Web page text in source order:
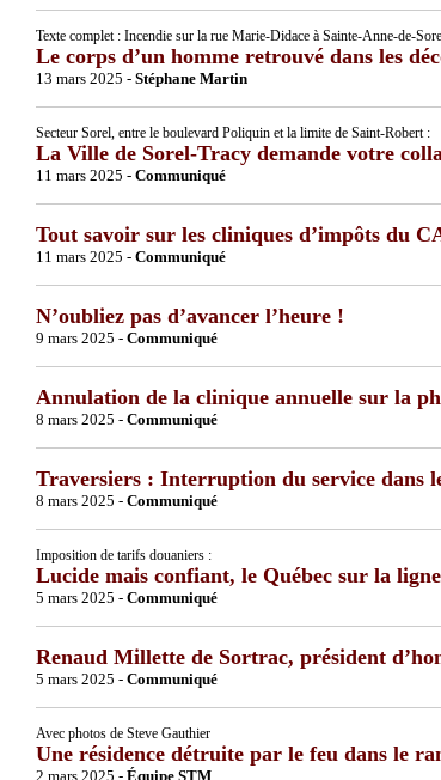
Texte complet : Incendie sur la rue Marie-Didace à Sainte-Anne-de-
Le corps d’un homme retrouvé dans les
13 mars 2025 - Stéphane Martin
Secteur Sorel, entre le boulevard Poliquin et la limite de Saint-Robert :
La Ville de Sorel-Tracy demande votre
11 mars 2025 - Communiqué
Tout savoir sur les cliniques d’impôts du
11 mars 2025 - Communiqué
N’oubliez pas d’avancer l’heure !
9 mars 2025 - Communiqué
Annulation de la clinique annuelle sur la
8 mars 2025 - Communiqué
Traversiers : Interruption du service dans
8 mars 2025 - Communiqué
Imposition de tarifs douaniers :
Lucide mais confiant, le Québec sur la
5 mars 2025 - Communiqué
Renaud Millette de Sortrac, président
5 mars 2025 - Communiqué
Avec photos de Steve Gauthier
Une résidence détruite par le feu dans le
2 mars 2025 - Équipe STM